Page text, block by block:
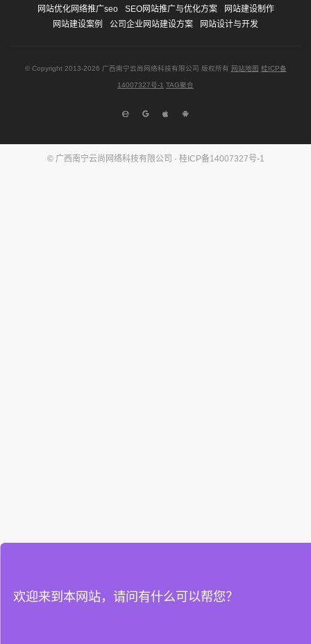
网站优化网络推广seo
SEO网站推广与优化方案
网站建设制作
网站建设案例
公司企业网站建设方案 网站设计与开发
© Copyright 2013-2026 广西南宁云尚网络科技有限公司 版权所有 网站地图 桂ICP备
14007327号-1 TAG聚合
© 广西南宁云尚网络科技有限公司 · 桂ICP备14007327号-1
欢迎来到本网站，请问有什么可以帮您？